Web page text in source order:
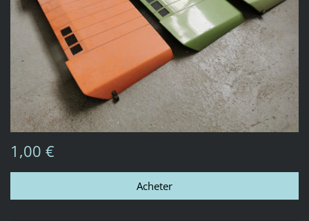
1,00 €